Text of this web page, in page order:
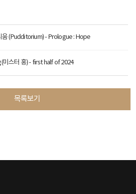
움 (Pudditorium) - Prologue : Hope
미스터 홍) - first half of 2024
목록보기